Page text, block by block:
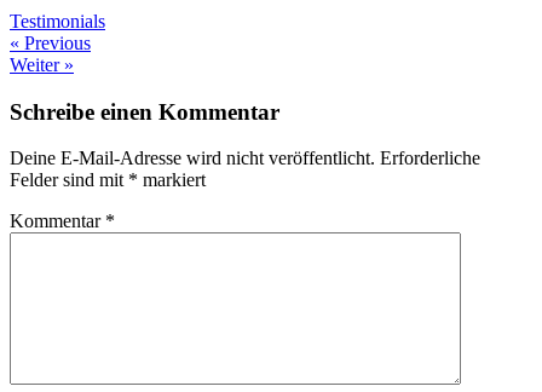
Testimonials
Beitragsnavigation
« Previous
Weiter »
Schreibe einen Kommentar
Deine E-Mail-Adresse wird nicht veröffentlicht. Erforderliche
Felder sind mit * markiert
Kommentar *